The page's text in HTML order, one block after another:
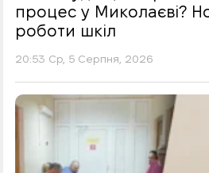
процес у Миколаєві?
роботи шкіл
20:53 Ср, 5 Серпня, 2026